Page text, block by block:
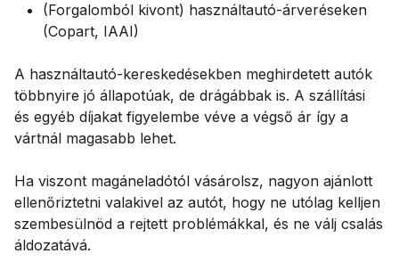
(Forgalomból kivont) használtautó-árveréseken
(Copart, IAAI)
A használtautó-kereskedésekben meghirdetett autók
többnyire jó állapotúak, de drágábbak is. A szállítási
és egyéb díjakat figyelembe véve a végső ár így a
vártnál magasabb lehet.
Ha viszont magáneladótól vásárolsz, nagyon ajánlott
ellenőriztetni valakivel az autót, hogy ne utólag kelljen
szembesülnöd a rejtett problémákkal, és ne válj csalás
áldozatává.